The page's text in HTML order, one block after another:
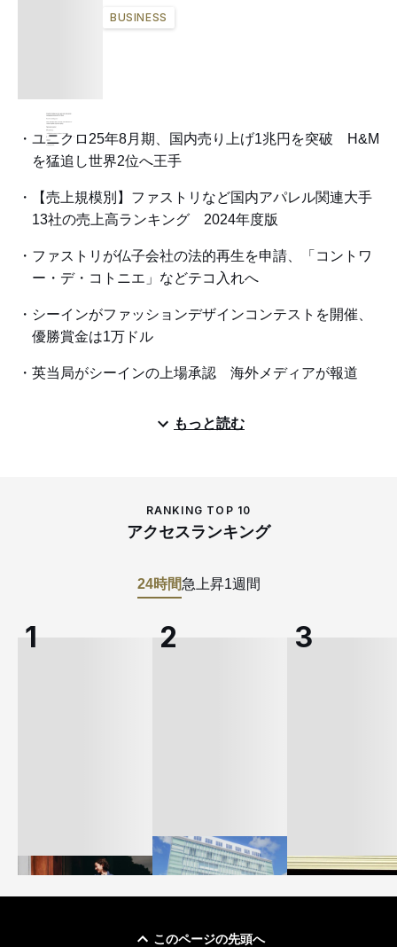
BUSINESS
ユニクロ25年8月期、国内売り上げ1兆円を突破 H&M
を猛追し世界2位へ王手
【売上規模別】ファストリなど国内アパレル関連大手
13社の売上高ランキング 2024年度版
ファストリが仏子会社の法的再生を申請、「コントワ
ー・デ・コトニエ」などテコ入れへ
シーインがファッションデザインコンテストを開催、
優勝賞金は1万ドル
英当局がシーインの上場承認 海外メディアが報道
もっと読む
RANKING TOP 10
アクセスランキング
24時間急上昇1週間
このページの先頭へ